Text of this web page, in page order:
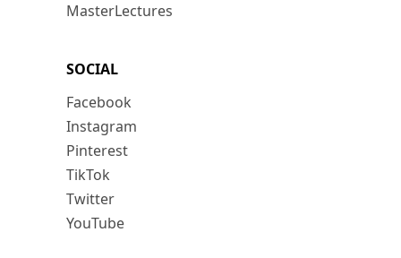
MasterLectures
SOCIAL
Facebook
Instagram
Pinterest
TikTok
Twitter
YouTube